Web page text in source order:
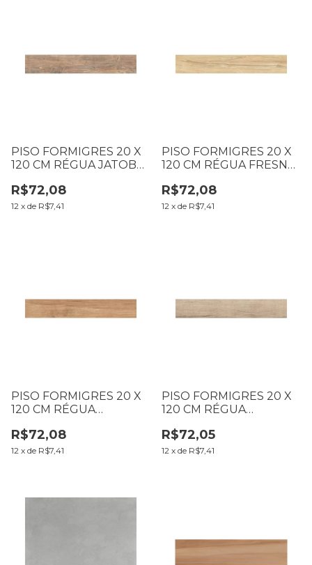
PISO FORMIGRES 20 X
120 CM RÉGUA JATOBÁ
L055)
R$72,08
12 x de R$7,41
PISO FORMIGRES 20 X
120 CM RÉGUA FRESNO
R$72,08
12 x de R$7,41
PISO FORMIGRES 20 X
120 CM RÉGUA
CX1,68M2 (B01 T066 L66)
R$72,08
12 x de R$7,41
PISO FORMIGRES 20 X
120 CM RÉGUA
(B01 T072 L72)
R$72,05
12 x de R$7,41